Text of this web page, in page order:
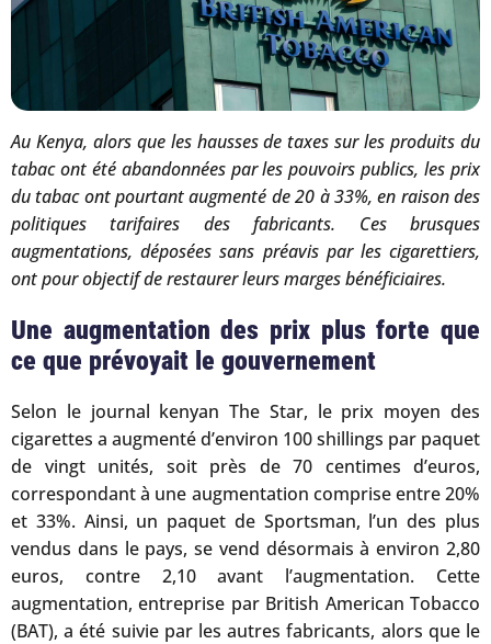
Au Kenya, alors que les hausses de taxes sur les produits du
tabac ont été abandonnées par les pouvoirs publics, les prix
du tabac ont pourtant augmenté de 20 à 33%, en raison des
politiques tarifaires des fabricants. Ces brusques
augmentations, déposées sans préavis par les cigarettiers,
ont pour objectif de restaurer leurs marges bénéficiaires.
Une augmentation des prix plus forte que
ce que prévoyait le gouvernement
Selon le journal kenyan The Star, le prix moyen des
cigarettes a augmenté d’environ 100 shillings par paquet
de vingt unités, soit près de 70 centimes d’euros,
correspondant à une augmentation comprise entre 20%
et 33%. Ainsi, un paquet de Sportsman, l’un des plus
vendus dans le pays, se vend désormais à environ 2,80
euros, contre 2,10 avant l’augmentation. Cette
augmentation, entreprise par British American Tobacco
(BAT), a été suivie par les autres fabricants, alors que le